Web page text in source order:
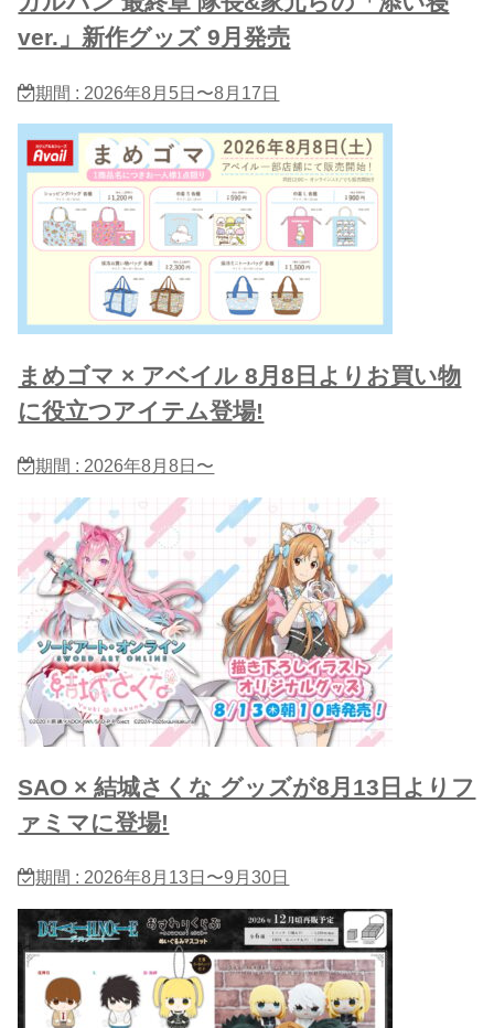
ver.」新作グッズ 9月発売
期間 : 2026年8月5日〜8月17日
まめゴマ × アベイル 8月8日よりお買い物
に役立つアイテム登場!
期間 : 2026年8月8日〜
SAO × 結城さくな グッズが8月13日よりフ
ァミマに登場!
期間 : 2026年8月13日〜9月30日